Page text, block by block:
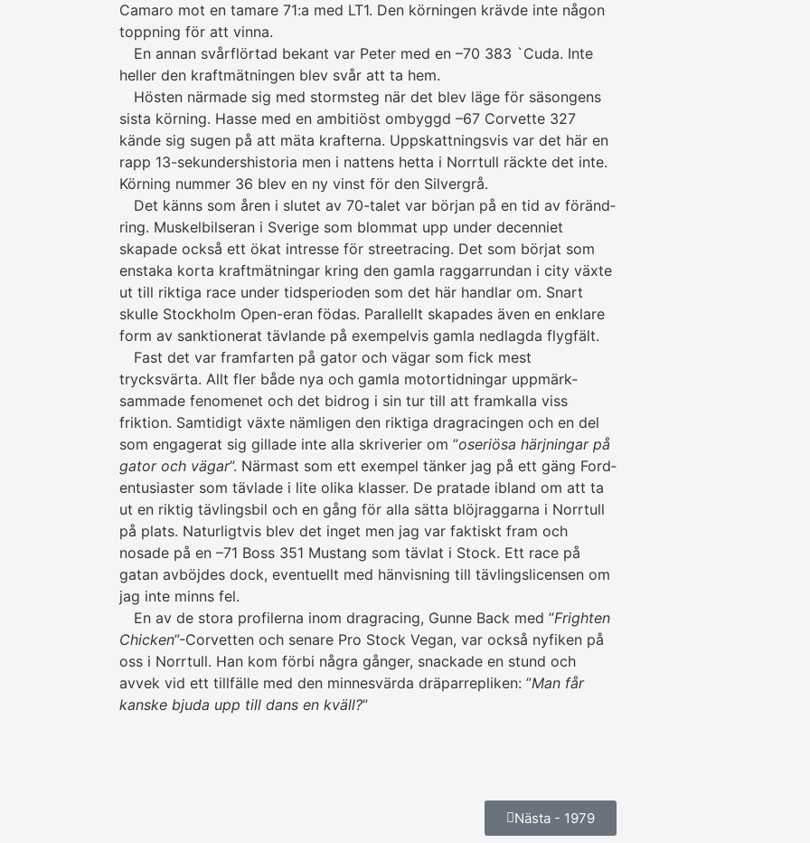
Camaro mot en tamare 71:a med LT1. Den körningen krävde inte någon
topp­ning för att vinna.
En annan svårflörtad bekant var Peter med en –70 383 `Cuda. Inte
heller den kraftmätningen blev svår att ta hem.
Hösten närmade sig med stormsteg när det blev läge för säsongens
sista körning. Hasse med en ambi­tiöst ombyggd –67 Corvette 327
kände sig sugen på att mäta krafterna. Uppskattningsvis var det här en
rapp 13-sekunders­historia men i nattens hetta i Norrtull räckte det inte.
Körning nummer 36 blev en ny vinst för den Silvergrå.
Det känns som åren i slutet av 70-talet var början på en tid av för­änd­
ring. Muskel­­bils­eran i Sverige som blommat upp under decenniet
skapade också ett ökat intresse för streetracing. Det som börjat som
enstaka korta kraft­mät­ningar kring den gamla raggarrundan i city växte
ut till riktiga race under tidsperioden som det här hand­lar om. Snart
skulle Stockholm Open-eran födas. Parallellt skapades även en enklare
form av sank­tio­ne­rat tävlande på exempelvis gamla ned­lagda flygfält.
Fast det var framfarten på gator och vägar som fick mest
trycksvärta. Allt fler både nya och gamla motor­tidningar upp­märk­
sammade fenomenet och det bidrog i sin tur till att framkalla viss
friktion. Samtidigt växte nämligen den riktiga dragracingen och en del
som enga­ge­rat sig gillade inte alla skriverier om ”oseriösa härjningar på
gator och vägar”. Närmast som ett exempel tänker jag på ett gäng Ford­
entu­siaster som tävlade i lite olika klasser. De pratade ibland om att ta
ut en riktig tävlings­bil och en gång för alla sätta blöj­raggarna i Norrtull
på plats. Naturligtvis blev det inget men jag var faktiskt fram och
nosade på en –71 Boss 351 Mustang som tävlat i Stock. Ett race på
gatan avböjdes dock, eventuellt med hänvisning till tävlings­licensen om
jag inte minns fel.
En av de stora profilerna inom drag­racing, Gunne Back med ”Frighten
Chicken”-Corvetten och senare Pro Stock Vegan, var också nyfiken på
oss i Norrtull. Han kom förbi några gånger, snackade en stund och
avvek vid ett tillfälle med den minnes­värda dräpar­repliken: ”Man får
kanske bjuda upp till dans en kväll?”
Nästa - 1979